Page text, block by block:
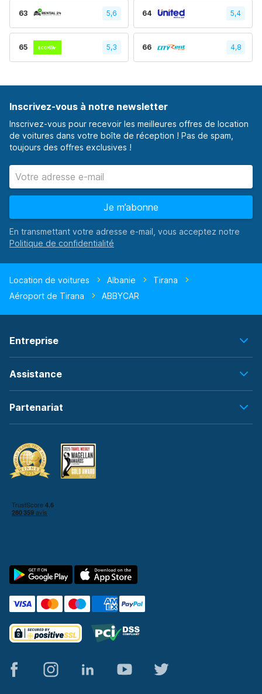
63 5,6 64 5,4
65 5,3 66 4,8
Inscrivez-vous à notre newsletter
Inscrivez-vous pour recevoir les meilleures offres de location
de voitures dans votre boîte de réception ! Pas de spam,
toujours des offres exclusives !
Je m’abonne
En transmettant votre adresse e-mail, vous acceptez notre
Location de voitures Albanie
Tirana
Aéroport de Tirana
ABBYCAR
Entreprise
Assistance
Partenariat